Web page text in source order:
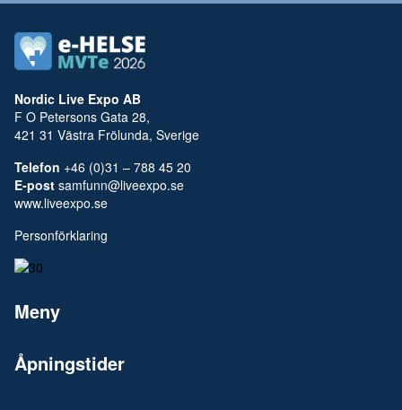
Nordic Live Expo AB
F O Petersons Gata 28,
421 31 Västra Frölunda, Sverige
Telefon +46 (0)31 – 788 45 20
E-post samfunn@liveexpo.se
www.liveexpo.se
Personförklaring
Meny
Åpningstider